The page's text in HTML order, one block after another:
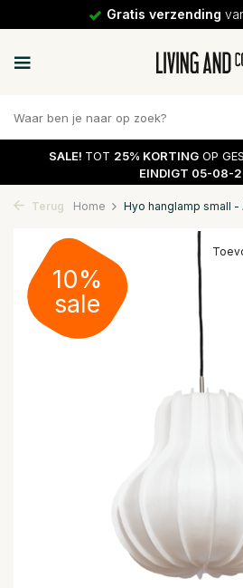
Gratis verzending
SALE! TOT 25% KORTING OP
EINDIGT 05-08-
Terug Home Hyo hanglamp small -
10%
sale